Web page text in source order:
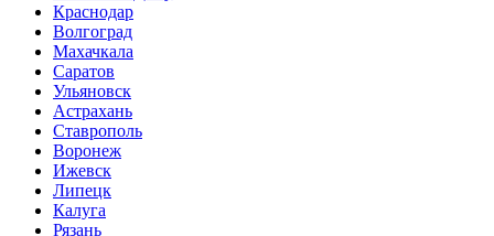
Краснодар
Волгоград
Махачкала
Саратов
Ульяновск
Астрахань
Ставрополь
Воронеж
Ижевск
Липецк
Калуга
Рязань